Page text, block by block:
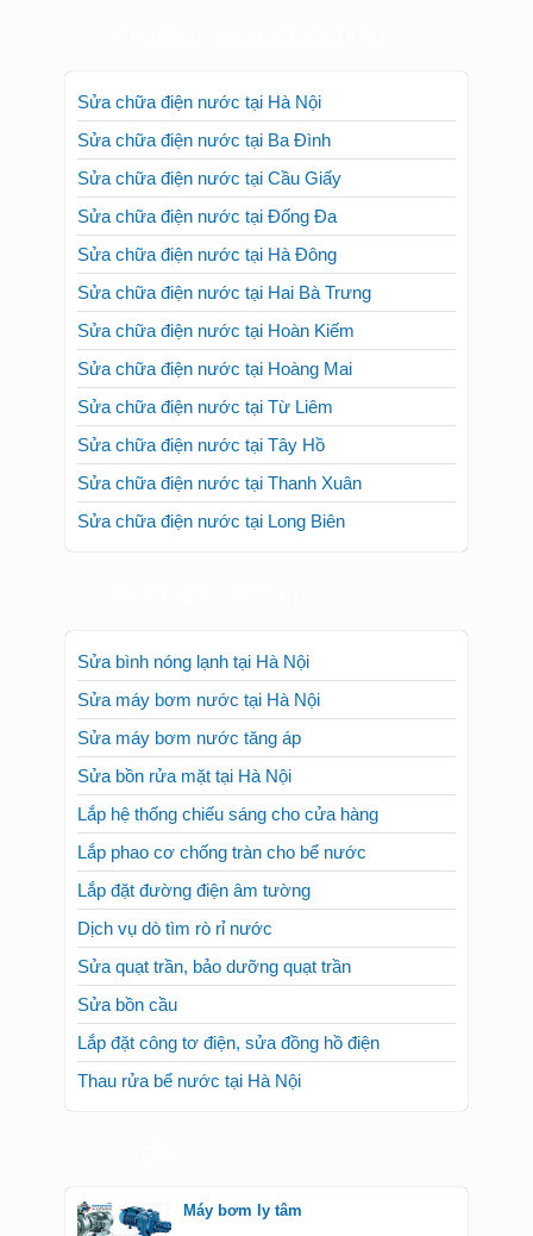
Sửa chữa điện nước tại Hà Nội
Sửa chữa điện nước tại Ba Đình
Sửa chữa điện nước tại Cầu Giấy
Sửa chữa điện nước tại Đống Đa
Sửa chữa điện nước tại Hà Đông
Sửa chữa điện nước tại Hai Bà Trưng
Sửa chữa điện nước tại Hoàn Kiếm
Sửa chữa điện nước tại Hoàng Mai
Sửa chữa điện nước tại Từ Liêm
Sửa chữa điện nước tại Tây Hồ
Sửa chữa điện nước tại Thanh Xuân
Sửa chữa điện nước tại Long Biên
Sửa bình nóng lạnh tại Hà Nội
Sửa máy bơm nước tại Hà Nội
Sửa máy bơm nước tăng áp
Sửa bồn rửa mặt tại Hà Nội
Lắp hệ thống chiếu sáng cho cửa hàng
Lắp phao cơ chống tràn cho bể nước
Lắp đặt đường điện âm tường
Dịch vụ dò tìm rò rỉ nước
Sửa quạt trần, bảo dưỡng quạt trần
Sửa bồn cầu
Lắp đặt công tơ điện, sửa đồng hồ điện
Thau rửa bể nước tại Hà Nội
Máy bơm ly tâm